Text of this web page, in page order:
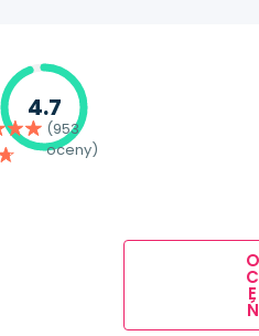
4.7
(953
oceny)
O
C
E
Ń